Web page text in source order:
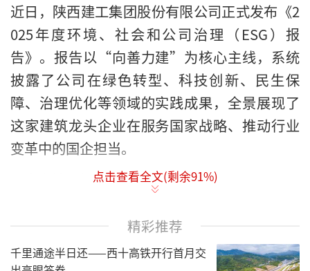
近日，陕西建工集团股份有限公司正式发布《2
025年度环境、社会和公司治理（ESG）报
告》。报告以“向善力建”为核心主线，系统
披露了公司在绿色转型、科技创新、民生保
障、治理优化等领域的实践成果，全景展现了
这家建筑龙头企业在服务国家战略、推动行业
变革中的国企担当。
以光为笔，绘就绿色低碳新图景
点击查看全文(剩余91%)
精彩推荐
千里通途半日还——西十高铁开行首月交